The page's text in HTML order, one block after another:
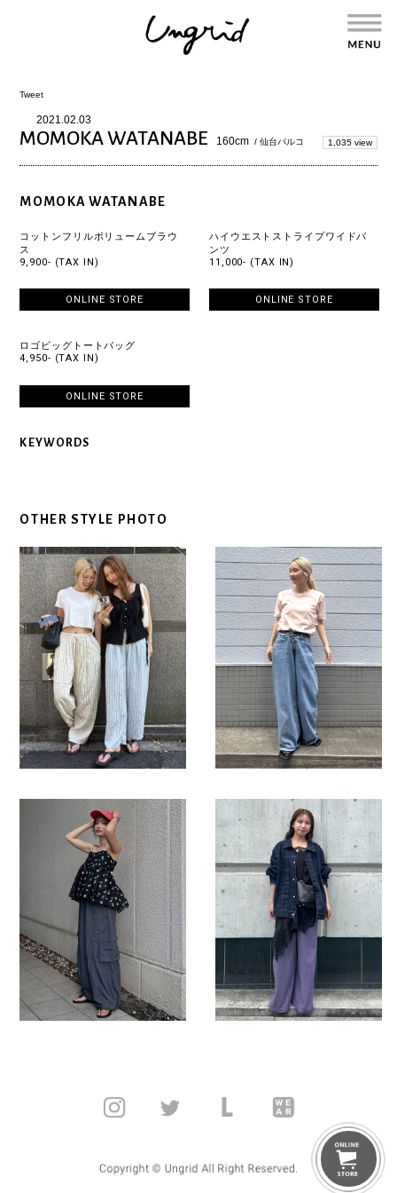
Tweet
2021.02.03
MOMOKA WATANABE 160cm / 仙台パルコ 1,035 view
MOMOKA WATANABE
コットンフリルボリュームブラウ
ス
9,900- (TAX IN)
ONLINE STORE
ハイウエストストライプワイドパ
ンツ
11,000- (TAX IN)
ONLINE STORE
ロゴビッグトートバッグ
4,950- (TAX IN)
ONLINE STORE
KEYWORDS
OTHER STYLE PHOTO